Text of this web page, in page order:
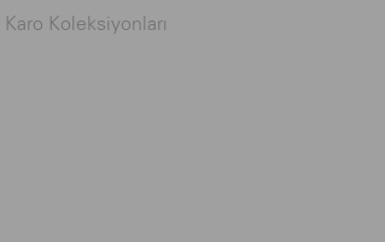
Karo Koleksiyonları